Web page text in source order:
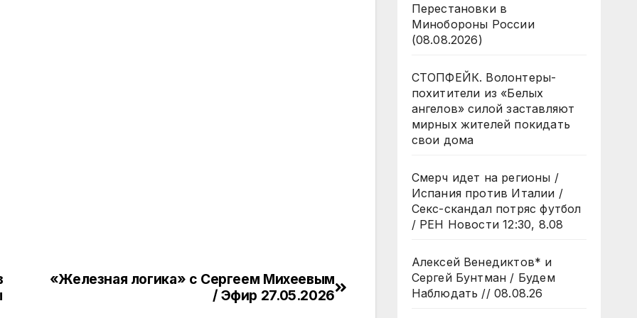
«Железная логика» с Сергеем Михеевым
/ Эфир 27.05.2026
Перестановки в
Минобороны России
(08.08.2026)
СТОПФЕЙК. Волонтеры-
похитители из «Белых
ангелов» силой заставляют
мирных жителей покидать
свои дома
Смерч идет на регионы /
Испания против Италии /
Секс-скандал потряс футбол
/ РЕН Новости 12:30, 8.08
Алексей Венедиктов* и
Сергей Бунтман / Будем
Наблюдать // 08.08.26